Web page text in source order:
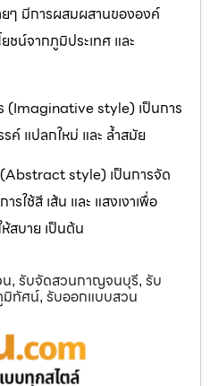
ๆ มีการผสมผสานขององค์
ชน์จากภูมิประเทศ และ
(Imaginative style) เป็นการ
ค์ แปลกใหม่ และ ล้ำสมัย
style) เป็นการจัด
รใช้สี เส้น และ แสงเงาเพื่อ
สบาย เป็นต้น
, รับจัดสวนกาญจนบุรี, รับ
มิทัศน์, รับออกแบบสวน